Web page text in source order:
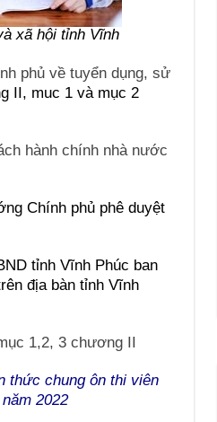
xã hội tỉnh Vĩnh
phủ về tuyển dụng, sử
II, muc 1 và mục 2
hành chính nhà nước
Chính phủ phê duyệt
tỉnh Vĩnh Phúc ban
địa bàn tỉnh Vĩnh
1,2, 3 chương II
thức chung ôn thi viên
2022